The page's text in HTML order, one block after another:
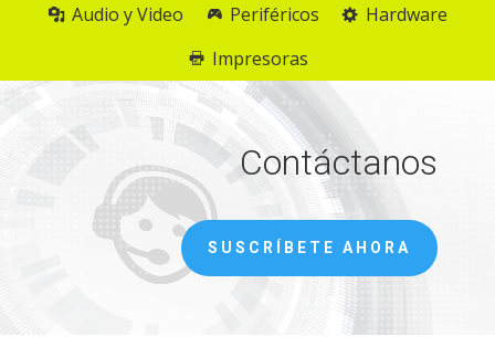
Audio y Video
Periféricos
Hardware
Impresoras
Reproductor
Contáctanos
SUSCRÍBETE AHORA